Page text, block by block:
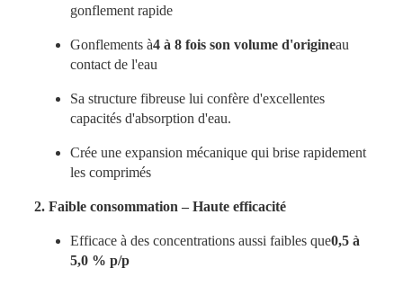
gonflement rapide
Gonflements à4 à 8 fois son volume d'origineau
contact de l'eau
Sa structure fibreuse lui confère d'excellentes
capacités d'absorption d'eau.
Crée une expansion mécanique qui brise rapidement
les comprimés
2. Faible consommation – Haute efficacité
Efficace à des concentrations aussi faibles que0,5 à
5,0 % p/p